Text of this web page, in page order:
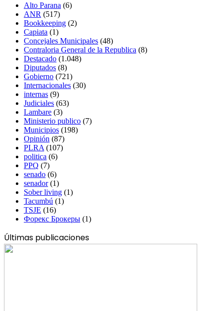
Alto Parana (6)
ANR (517)
Bookkeeping (2)
Capiata (1)
Concejales Municipales (48)
Contraloria General de la Republica (8)
Destacado (1.048)
Diputados (8)
Gobierno (721)
Internacionales (30)
internas (9)
Judiciales (63)
Lambare (3)
Ministerio publico (7)
Municipios (198)
Opinión (87)
PLRA (107)
politica (6)
PPQ (7)
senado (6)
senador(1)
Sober living (1)
Tacumbú (1)
TSJE (16)
Форекс Брокеры (1)
Últimas publicaciones